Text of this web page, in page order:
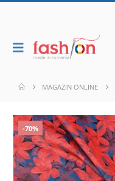
MAGAZIN ONLINE
-70%